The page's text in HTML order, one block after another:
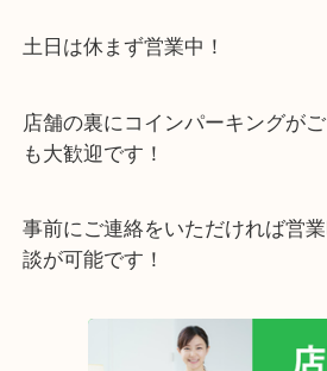
店舗裏にコインパーキングも
い。
※金券・両替を除くご成約者
す。
・当店の特徴
土日は休まず営業中！